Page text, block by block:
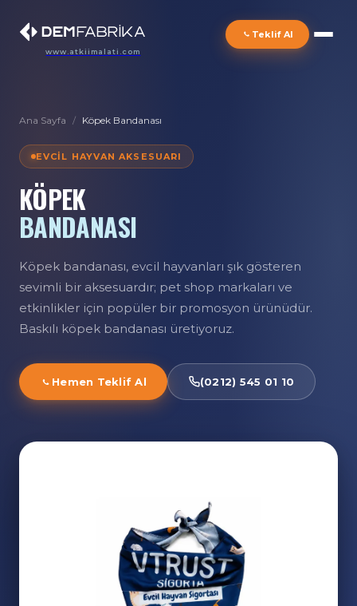
www.atkiimalati.com
Teklif Al
Ana Sayfa / Köpek Bandanası
EVCIL HAYVAN AKSESUARI
KÖPEK
BANDANASI
Köpek bandanası, evcil hayvanları şık gösteren
sevimli bir aksesuardır; pet shop markaları ve
etkinlikler için popüler bir promosyon ürünüdür.
Baskılı köpek bandanası üretiyoruz.
Hemen Teklif Al (0212) 545 01 10